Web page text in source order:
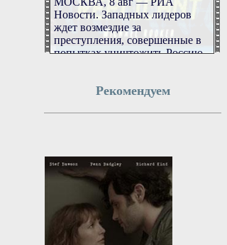
Новости. Западных лидеров
ждет возмездие за
преступления, совершенные в
попытках уничтожить Россию,
заявил зампред Совбеза РФ
Острогожская больница
Воронежской области
открыла реабилитацию
для взрослых
Ранее в новом профильном
отделении принимали только
Рекомендуем